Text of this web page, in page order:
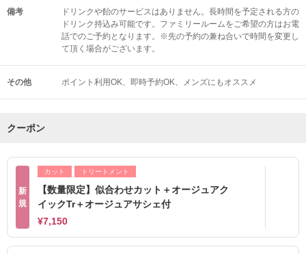
備考
ドリンクや飴のサービスはありません。長時間を予定される方の
ドリンク持込み可能です。ファミリールームをご希望の方はお電
話でのご予約となります。※先の予約の兼ね合いで時間を変更し
て頂く場合がございます。
その他 ポイント利用OK 即時予約OK メンズにもオススメ
クーポン
新
規
カット トリートメント
【数量限定】似合わせカット＋オージュアク
イックTr＋オージュアサシェ付
¥7,150